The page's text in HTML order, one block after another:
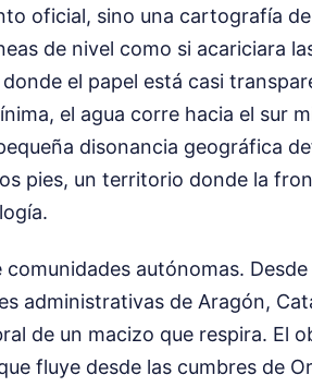
oficial, sino una cartografía
de nivel como si acariciara
el papel está casi
el agua corre hacia el sur
disonancia geográfica
pies, un territorio donde la
autónomas.
administrativas de Aragón,
de un macizo que respira. El
fluye desde las cumbres de